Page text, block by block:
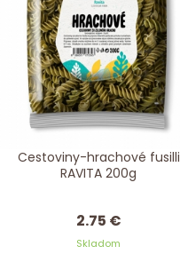
Cestoviny-hrachové fusilli
RAVITA 200g
2.75 €
Skladom